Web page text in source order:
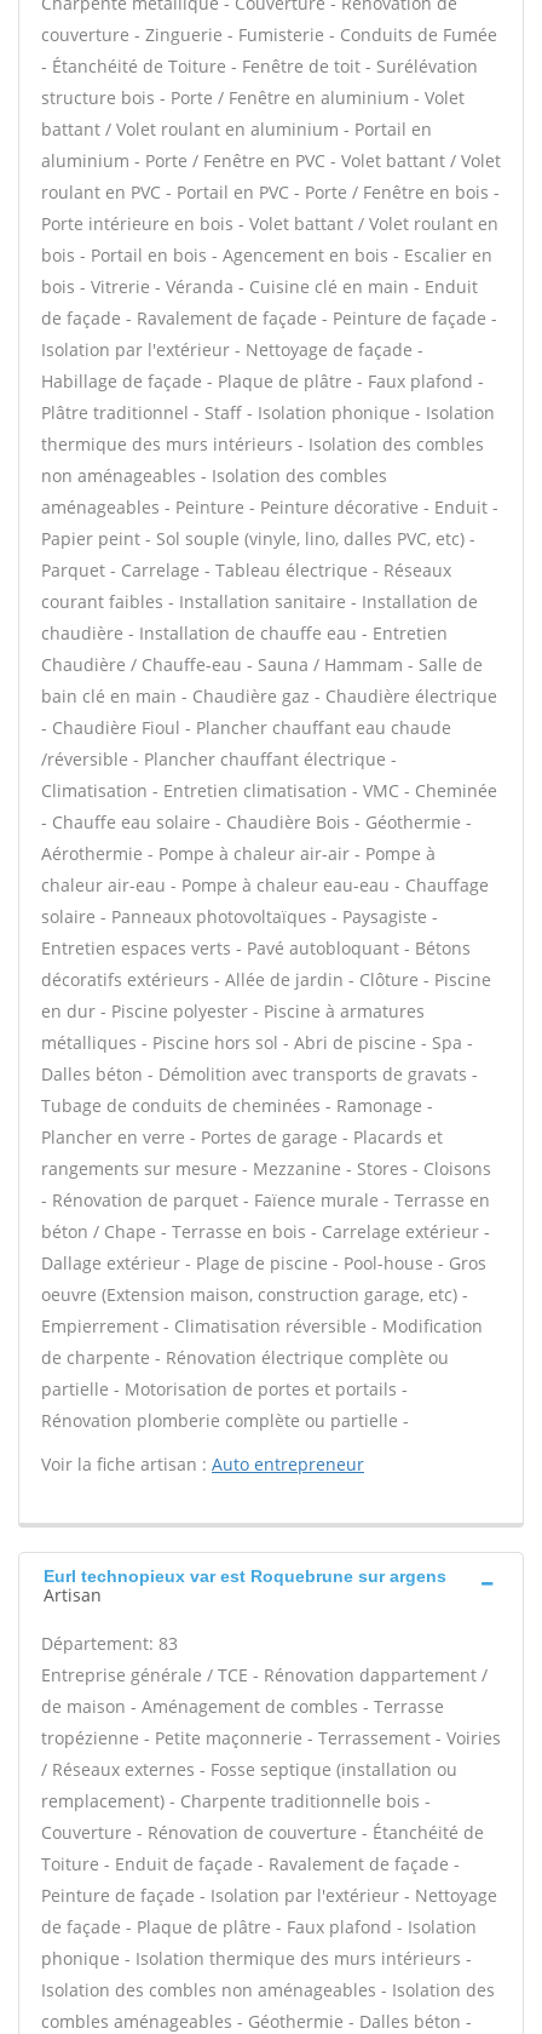
couverture - Zinguerie - Fumisterie - Conduits de Fumée
- Étanchéité de Toiture - Fenêtre de toit - Surélévation
structure bois - Porte / Fenêtre en aluminium - Volet
battant / Volet roulant en aluminium - Portail en
aluminium - Porte / Fenêtre en PVC - Volet battant / Volet
roulant en PVC - Portail en PVC - Porte / Fenêtre en bois -
Porte intérieure en bois - Volet battant / Volet roulant en
bois - Portail en bois - Agencement en bois - Escalier en
bois - Vitrerie - Véranda - Cuisine clé en main - Enduit
de façade - Ravalement de façade - Peinture de façade -
Isolation par l'extérieur - Nettoyage de façade -
Habillage de façade - Plaque de plâtre - Faux plafond -
Plâtre traditionnel - Staff - Isolation phonique - Isolation
thermique des murs intérieurs - Isolation des combles
non aménageables - Isolation des combles
aménageables - Peinture - Peinture décorative - Enduit -
Papier peint - Sol souple (vinyle, lino, dalles PVC, etc) -
Parquet - Carrelage - Tableau électrique - Réseaux
courant faibles - Installation sanitaire - Installation de
chaudière - Installation de chauffe eau - Entretien
Chaudière / Chauffe-eau - Sauna / Hammam - Salle de
bain clé en main - Chaudière gaz - Chaudière électrique
- Chaudière Fioul - Plancher chauffant eau chaude
/réversible - Plancher chauffant électrique -
Climatisation - Entretien climatisation - VMC - Cheminée
- Chauffe eau solaire - Chaudière Bois - Géothermie -
Aérothermie - Pompe à chaleur air-air - Pompe à
chaleur air-eau - Pompe à chaleur eau-eau - Chauffage
solaire - Panneaux photovoltaïques - Paysagiste -
Entretien espaces verts - Pavé autobloquant - Bétons
décoratifs extérieurs - Allée de jardin - Clôture - Piscine
en dur - Piscine polyester - Piscine à armatures
métalliques - Piscine hors sol - Abri de piscine - Spa -
Dalles béton - Démolition avec transports de gravats -
Tubage de conduits de cheminées - Ramonage -
Plancher en verre - Portes de garage - Placards et
rangements sur mesure - Mezzanine - Stores - Cloisons
- Rénovation de parquet - Faïence murale - Terrasse en
béton / Chape - Terrasse en bois - Carrelage extérieur -
Dallage extérieur - Plage de piscine - Pool-house - Gros
oeuvre (Extension maison, construction garage, etc) -
Empierrement - Climatisation réversible - Modification
de charpente - Rénovation électrique complète ou
partielle - Motorisation de portes et portails -
Rénovation plomberie complète ou partielle -
Voir la fiche artisan : Auto entrepreneur
Eurl technopieux var est Roquebrune sur argens
Artisan
Département: 83
Entreprise générale / TCE - Rénovation dappartement /
de maison - Aménagement de combles - Terrasse
tropézienne - Petite maçonnerie - Terrassement - Voiries
/ Réseaux externes - Fosse septique (installation ou
remplacement) - Charpente traditionnelle bois -
Couverture - Rénovation de couverture - Étanchéité de
Toiture - Enduit de façade - Ravalement de façade -
Peinture de façade - Isolation par l'extérieur - Nettoyage
de façade - Plaque de plâtre - Faux plafond - Isolation
phonique - Isolation thermique des murs intérieurs -
Isolation des combles non aménageables - Isolation des
combles aménageables - Géothermie - Dalles béton -